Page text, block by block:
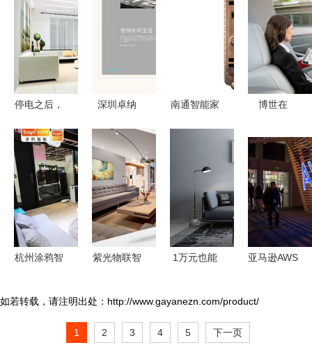
方案，解锁
全智能生活
体验
求
设备的深度
对比
停电之后，
剩“傻”家电
了吗？
深圳卓纳
设计，点亮
智能家居品
牌未来
南通智能家
智能锁的指
南
博世在
CES展上展
示未来交通
与智能家居
的互联方案
杭州涂鸦智
家居App开
紫光物联智
入驻石河子
友好时尚购
物中心
1万元也能
屋智能化，
有你物联智
能家居方案
亚马逊AWS
多起故障，
智能家居生
态系统受考
如若转载，请注明出处：http://www.gayanezn.com/product/
1 2 3 4 5 下一页